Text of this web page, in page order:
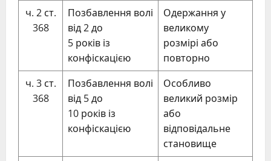
ч. 2 ст.
368
Позбавлення волі
від 2 до
5 років із
конфіскацією
Одержання у
великому
розмірі або
повторно
ч. 3 ст.
368
Позбавлення волі
від 5 до
10 років із
конфіскацією
Особливо
великий розмір
або
відповідальне
становище